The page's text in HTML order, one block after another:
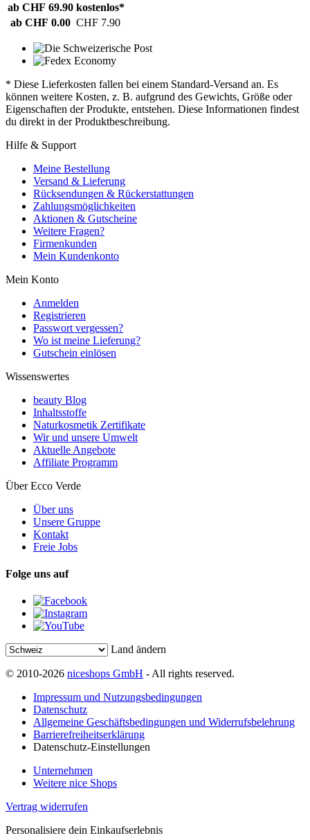
ab CHF 69.90 kostenlos*
ab CHF 0.00 CHF 7.90
* Diese Lieferkosten fallen bei einem Standard-Versand an. Es
können weitere Kosten, z. B. aufgrund des Gewichts, Größe oder
Eigenschaften der Produkte, entstehen. Diese Informationen findest
du direkt in der Produktbeschreibung.
Hilfe & Support
Meine Bestellung
Versand & Lieferung
Rücksendungen & Rückerstattungen
Zahlungsmöglichkeiten
Aktionen & Gutscheine
Weitere Fragen?
Firmenkunden
Mein Kundenkonto
Mein Konto
Anmelden
Registrieren
Passwort vergessen?
Wo ist meine Lieferung?
Gutschein einlösen
Wissenswertes
beauty Blog
Inhaltsstoffe
Naturkosmetik Zertifikate
Wir und unsere Umwelt
Aktuelle Angebote
Affiliate Programm
Über Ecco Verde
Über uns
Unsere Gruppe
Kontakt
Freie Jobs
Folge uns auf
Land ändern
© 2010-2026 niceshops GmbH - All rights reserved.
Impressum und Nutzungsbedingungen
Datenschutz
Allgemeine Geschäftsbedingungen und Widerrufsbelehrung
Barrierefreiheitserklärung
Datenschutz-Einstellungen
Unternehmen
Weitere nice Shops
Vertrag widerrufen
Personalisiere dein Einkaufserlebnis